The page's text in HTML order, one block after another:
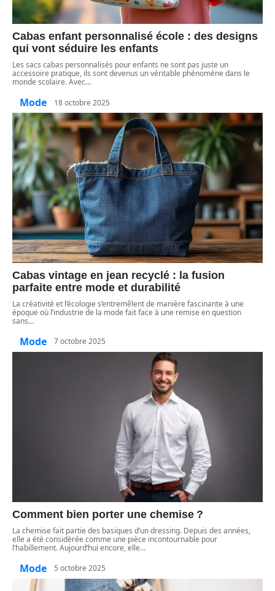
Cabas enfant personnalisé école : des designs
qui vont séduire les enfants
Les sacs cabas personnalisés pour enfants ne sont pas juste un
accessoire pratique, ils sont devenus un véritable phénomène dans le
monde scolaire. Avec…
Mode 18 octobre 2025
Cabas vintage en jean recyclé : la fusion
parfaite entre mode et durabilité
La créativité et l’écologie s’entremêlent de manière fascinante à une
époque où l’industrie de la mode fait face à une remise en question
sans…
Mode 7 octobre 2025
Comment bien porter une chemise ?
La chemise fait partie des basiques d’un dressing. Depuis des années,
elle a été considérée comme une pièce incontournable pour
l’habillement. Aujourd’hui encore, elle…
Mode 5 octobre 2025